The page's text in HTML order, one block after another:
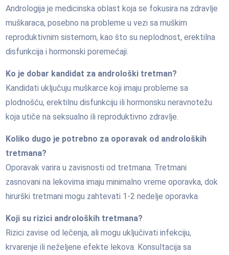
Andrologija je medicinska oblast koja se fokusira na zdravlje
muškaraca, posebno na probleme u vezi sa muškim
reproduktivnim sistemom, kao što su neplodnost, erektilna
disfunkcija i hormonski poremećaji.
Ko je dobar kandidat za androloški tretman?
Kandidati uključuju muškarce koji imaju probleme sa
plodnošću, erektilnu disfunkciju ili hormonsku neravnotežu
koja utiče na seksualno ili reproduktivno zdravlje.
Koliko dugo je potrebno za oporavak od androloških
tretmana?
Oporavak varira u zavisnosti od tretmana. Tretmani
zasnovani na lekovima imaju minimalno vreme oporavka, dok
hirurški tretmani mogu zahtevati 1-2 nedelje oporavka.
Koji su rizici androloških tretmana?
Rizici zavise od lečenja, ali mogu uključivati infekciju,
krvarenje ili neželjene efekte lekova. Konsultacija sa